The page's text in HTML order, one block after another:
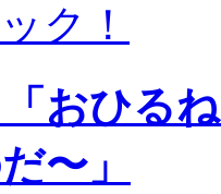
ク！
おひる
〜」